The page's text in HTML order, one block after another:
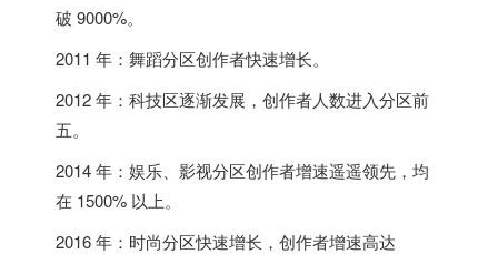
破 9000%。
2011 年：舞蹈分区创作者快速增长。
2012 年：科技区逐渐发展，创作者人数进入分区前
五。
2014 年：娱乐、影视分区创作者增速遥遥领先，均
在 1500% 以上。
2016 年：时尚分区快速增长，创作者增速高达